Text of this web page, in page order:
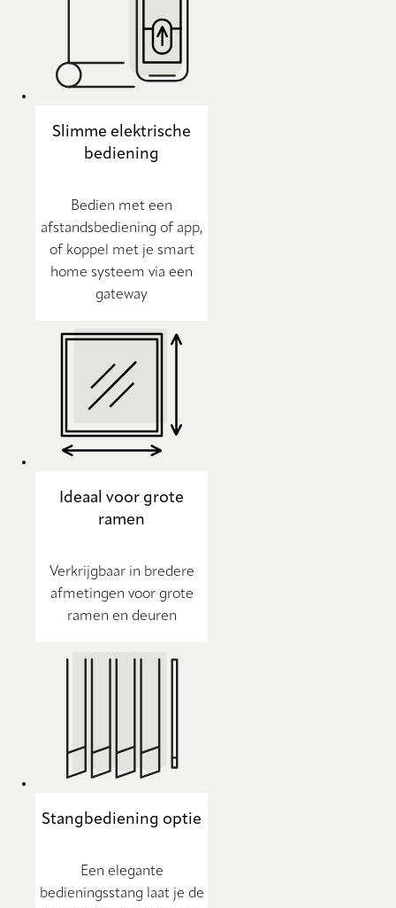
Slimme elektrische
bediening
Bedien met een
afstandsbediening of app,
of koppel met je smart
home systeem via een
gateway
Ideaal voor grote
ramen
Verkrijgbaar in bredere
afmetingen voor grote
ramen en deuren
Stangbediening optie
Een elegante
bedieningsstang laat je de